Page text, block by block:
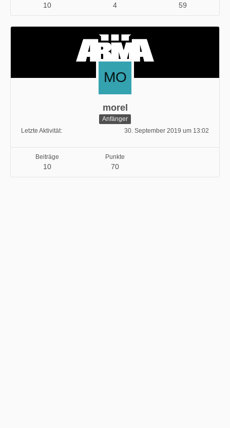
10 4 59
morel
Anfänger
Letzte Aktivität
30. September 2019 um 13:02
Beiträge
10
Punkte
70